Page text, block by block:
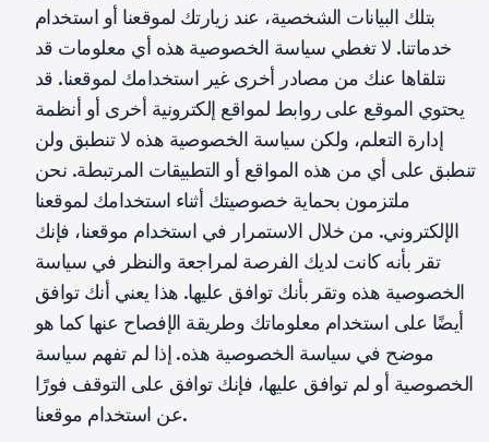
بتلك البيانات الشخصية، عند زيارتك لموقعنا أو استخدام
خدماتنا. لا تغطي سياسة الخصوصية هذه أي معلومات قد
نتلقاها عنك من مصادر أخرى غير استخدامك لموقعنا. قد
يحتوي الموقع على روابط لمواقع إلكترونية أخرى أو أنظمة
إدارة التعلم، ولكن سياسة الخصوصية هذه لا تنطبق ولن
تنطبق على أي من هذه المواقع أو التطبيقات المرتبطة. نحن
ملتزمون بحماية خصوصيتك أثناء استخدامك لموقعنا
الإلكتروني. من خلال الاستمرار في استخدام موقعنا، فإنك
تقر بأنه كانت لديك الفرصة لمراجعة والنظر في سياسة
الخصوصية هذه وتقر بأنك توافق عليها. هذا يعني أنك توافق
أيضًا على استخدام معلوماتك وطريقة الإفصاح عنها كما هو
موضح في سياسة الخصوصية هذه. إذا لم تفهم سياسة
الخصوصية أو لم توافق عليها، فإنك توافق على التوقف فورًا
عن استخدام موقعنا.